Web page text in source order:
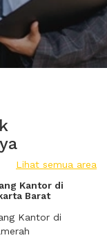
Lihat semua area
Kantor di
Barat
Kantor di